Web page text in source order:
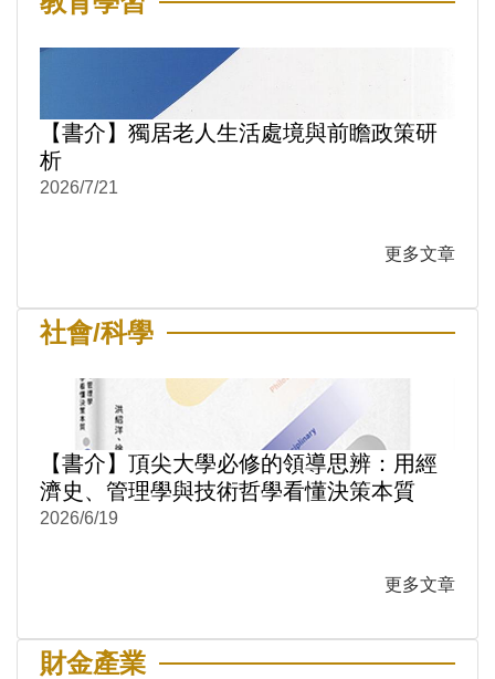
【書介】獨居老人生活處境與前瞻政策研
析
2026/7/21
更多文章
社會/科學
【書介】頂尖大學必修的領導思辨：用經
濟史、管理學與技術哲學看懂決策本質
2026/6/19
更多文章
財金產業